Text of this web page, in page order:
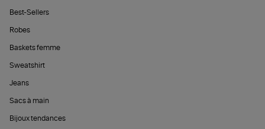
Best-Sellers
Robes
Baskets femme
Sweatshirt
Jeans
Sacs à main
Bijoux tendances